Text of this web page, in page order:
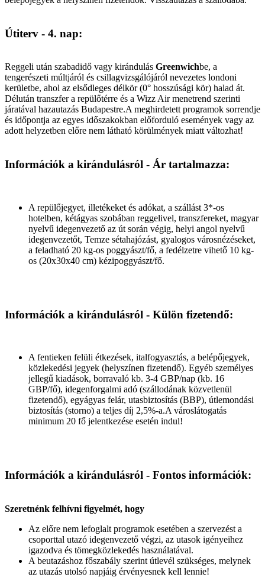
Útiterv - 4. nap:
Reggeli után szabadidő vagy kirándulás Greenwichbe, a
tengerészeti múltjáról és csillagvizsgálójáról nevezetes londoni
kerületbe, ahol az elsődleges délkör (0° hosszúsági kör) halad át.
Délután transzfer a repülőtérre és a Wizz Air menetrend szerinti
járatával hazautazás Budapestre.A meghirdetett programok sorrendje
és időpontja az egyes időszakokban előforduló események vagy az
adott helyzetben előre nem látható körülmények miatt változhat!
Információk a kirándulásról - Ár tartalmazza:
A repülőjegyet, illetékeket és adókat, a szállást 3*-os
hotelben, kétágyas szobában reggelivel, transzfereket, magyar
nyelvű idegenvezető az út során végig, helyi angol nyelvű
idegenvezetőt, Temze sétahajózást, gyalogos városnézéseket,
a feladható 20 kg-os poggyászt/fő, a fedélzetre vihető 10 kg-
os (20x30x40 cm) kézipoggyászt/fő.
Információk a kirándulásról - Külön fizetendő:
A fentieken felüli étkezések, italfogyasztás, a belépőjegyek,
közlekedési jegyek (helyszínen fizetendő). Egyéb személyes
jellegű kiadások, borravaló kb. 3-4 GBP/nap (kb. 16
GBP/fő), idegenforgalmi adó (szállodának közvetlenül
fizetendő), egyágyas felár, utasbiztosítás (BBP), útlemondási
biztosítás (storno) a teljes díj 2,5%-a.A városlátogatás
minimum 20 fő jelentkezése esetén indul!
Információk a kirándulásról - Fontos információk:
Szeretnénk felhívni figyelmét, hogy
Az előre nem lefoglalt programok esetében a szervezést a
csoporttal utazó idegenvezető végzi, az utasok igényeihez
igazodva és tömegközlekedés használatával.
A beutazáshoz főszabály szerint útlevél szükséges, melynek
az utazás utolsó napjáig érvényesnek kell lennie!